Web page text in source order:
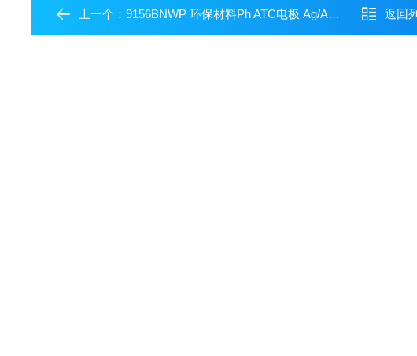
上一个：9156BNWP 环保材料Ph ATC电极 Ag/AgCl 返回